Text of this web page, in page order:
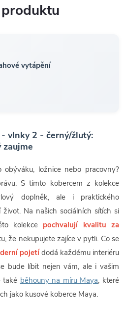
vytápění
vlnky 2 - černý/žlutý:
ložnice nebo pracovny?
S tímto kobercem z kolekce
doplněk, ale i praktického
Na našich sociálních sítích si
kolekce pochvalují kvalitu za
že nekupujete zajíce v pytli. Co se
pojetídodá každému interiéru
bude líbit nejen vám, ale i vašim
také běhouny na míru Maya, které
jako kusové koberce Maya.